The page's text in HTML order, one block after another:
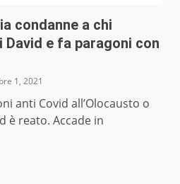
condanne a chi
e fa paragoni con
1, 2021
anti Covid all’Olocausto o
è reato. Accade in